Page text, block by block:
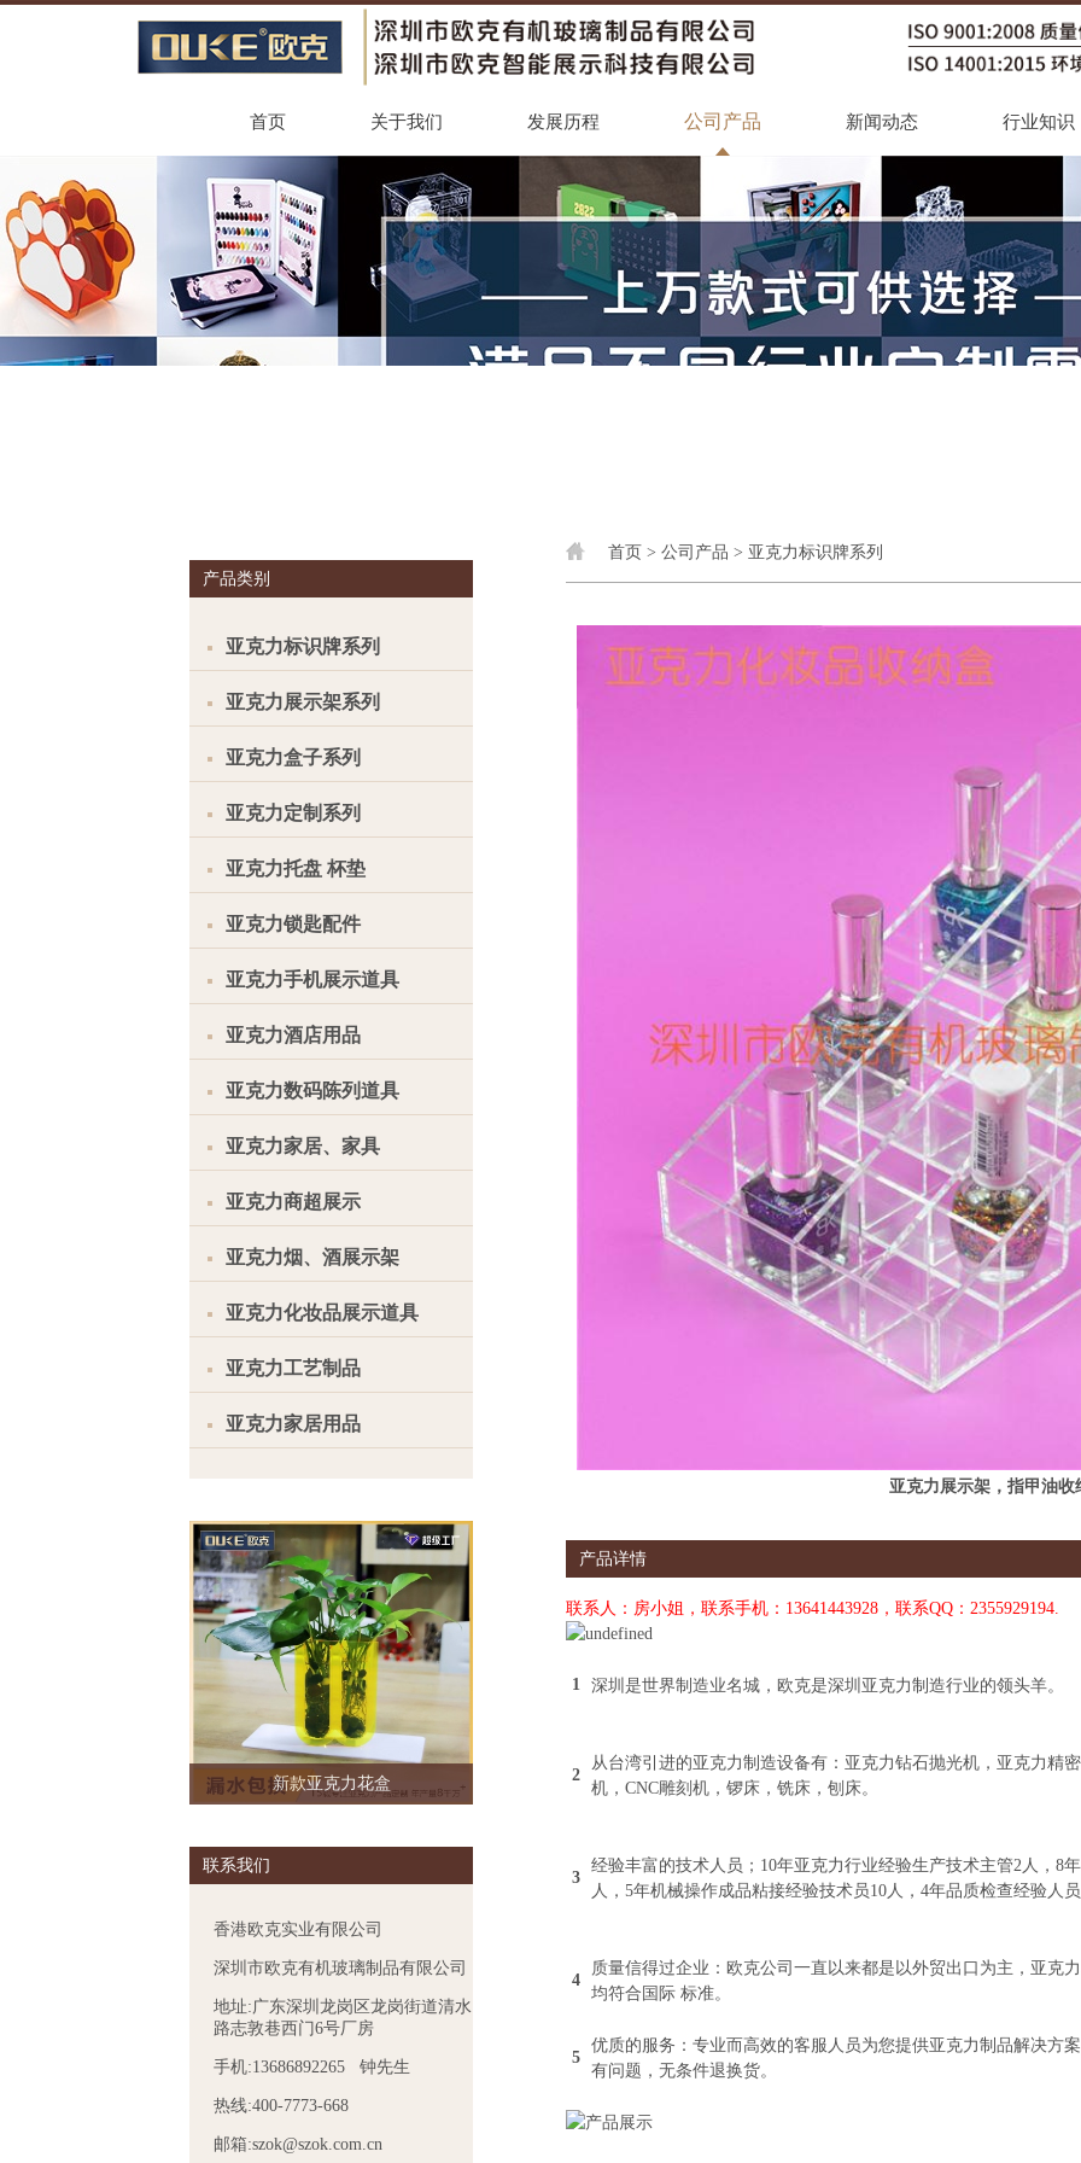
首页 关于我们 发展历程 公司产品 新闻动态 行业知识
产品类别
亚克力标识牌系列
亚克力展示架系列
亚克力盒子系列
亚克力定制系列
亚克力托盘 杯垫
亚克力锁匙配件
亚克力手机展示道具
亚克力酒店用品
亚克力数码陈列道具
亚克力家居、家具
亚克力商超展示
亚克力烟、酒展示架
亚克力化妆品展示道具
亚克力工艺制品
亚克力家居用品
新款亚克力花盒
联系我们
香港欧克实业有限公司
深圳市欧克有机玻璃制品有限公司
地址:广东深圳龙岗区龙岗街道清水
路志敦巷西门6号厂房
手机:13686892265 钟先生
热线:400-7773-668
邮箱:szok@szok.com.cn
首页 > 公司产品 > 亚克力标识牌系列
亚克力展示架，指甲油收
产品详情
联系人：房小姐，联系手机：13641443928，联系QQ：2355929194.
1 深圳是世界制造业名城，欧克是深圳亚克力制造行业的领头羊。
2
从台湾引进的亚克力制造设备有：亚克力钻石抛光机，亚克力精
机，CNC雕刻机，锣床，铣床，刨床。
3
经验丰富的技术人员；10年亚克力行业经验生产技术主管2人，8
人，5年机械操作成品粘接经验技术员10人，4年品质检查经验人
4
质量信得过企业：欧克公司一直以来都是以外贸出口为主，亚克
均符合国际 标准。
5
优质的服务：专业而高效的客服人员为您提供亚克力制品解决方
有问题，无条件退换货。